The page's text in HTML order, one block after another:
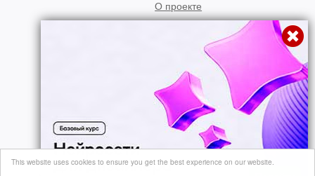
This website uses cookies to ensure you get the best experience on our website.
О проекте
Договор пользования
Использование материалов
Подписка
© 2026, "video-kursi.net". Лучшие тренинги и курсы в одном месте. Все
права на материалы, находящиеся на сайте, охраняются в соответствии